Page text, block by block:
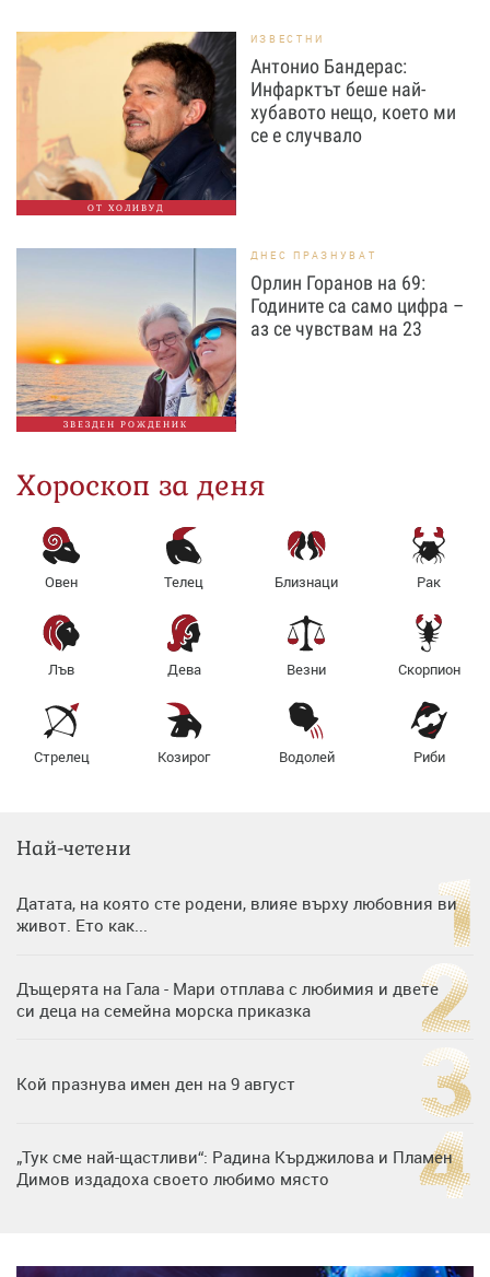
ОТ ХОЛИВУД
ИЗВЕСТНИ
Антонио Бандерас:
Инфарктът беше най-
хубавото нещо, което ми
се е случвало
ЗВЕЗДЕН РОЖДЕНИК
ДНЕС ПРАЗНУВАТ
Орлин Горанов на 69:
Годините са само цифра –
аз се чувствам на 23
Хороскоп за деня
Овен Телец Близнаци Рак
Лъв Дева Везни Скорпион
Стрелец Козирог Водолей Риби
Най-четени
Датата, на която сте родени, влияе върху любовния ви
живот. Ето как...
Дъщерята на Гала - Мари отплава с любимия и двете
си деца на семейна морска приказка
Кой празнува имен ден на 9 август
„Тук сме най-щастливи“: Радина Кърджилова и Пламен
Димов издадоха своето любимо място
Братя Аргирови я изненадаха с песен